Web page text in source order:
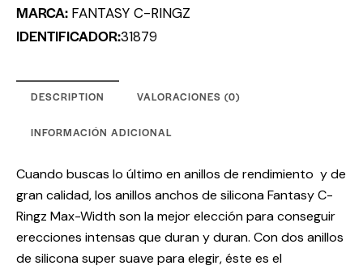
MARCA: FANTASY C-RINGZ
IDENTIFICADOR:31879
DESCRIPTION VALORACIONES (0)
INFORMACIÓN ADICIONAL
Cuando buscas lo último en anillos de rendimiento y de
gran calidad, los anillos anchos de silicona Fantasy C-
Ringz Max-Width son la mejor elección para conseguir
erecciones intensas que duran y duran. Con dos anillos
de silicona super suave para elegir, éste es el